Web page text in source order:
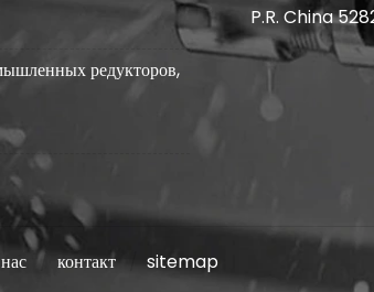
редукторов,
P.R. China
контакт sitemap